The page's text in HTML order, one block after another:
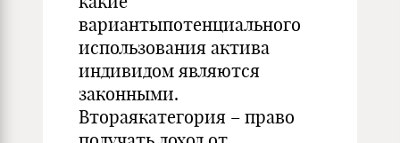
вариантыпотенциального
использования актива
индивидом являются
законными.
Втораякатегория – право